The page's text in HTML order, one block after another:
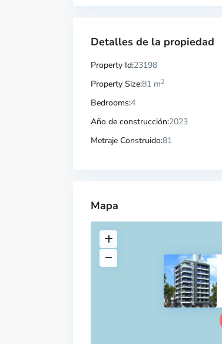
Detalles de la propiedad
Property Id:23198
Property Size:81 m2
Bedrooms:4
Año de construcción:2023
Metraje Construido:81
Mapa